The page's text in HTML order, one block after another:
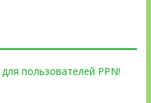
пользователей PPN!